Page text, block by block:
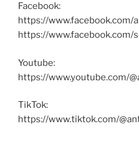
Facebook:
https://www.facebook.com/
https://www.facebook.com/
Youtube:
https://www.youtube.com/
TikTok:
https://www.tiktok.com/